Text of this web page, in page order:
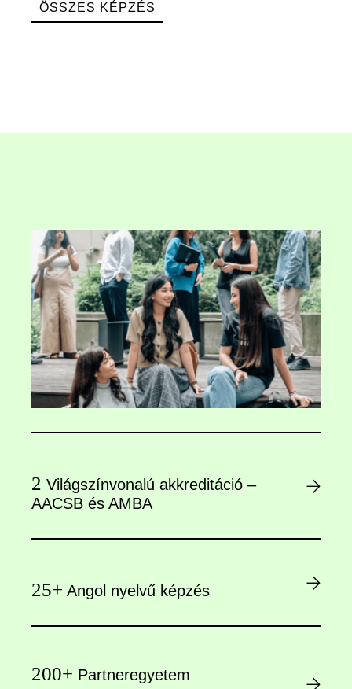
ÖSSZES KÉPZÉS
2 Világszínvonalú akkreditáció –
AACSB és AMBA
25+ Angol nyelvű képzés
200+ Partneregyetem